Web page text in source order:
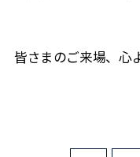
皆さまのご来場、心